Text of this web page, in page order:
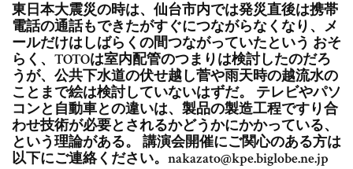
東日本大震災の時は、仙台市内では発災直後は携帯
電話の通話もできたがすぐにつながらなくなり、メ
ールだけはしばらくの間つながっていたという おそ
らく、TOTOは室内配管のつまりは検討したのだろ
うが、公共下水道の伏せ越し菅や雨天時の越流水の
ことまで絵は検討していないはずだ。 テレビやパソ
コンと自動車との違いは、製品の製造工程ですり合
わせ技術が必要とされるかどうかにかかっている、
という理論がある。 講演会開催にご関心のある方は
以下にご連絡ください。nakazato@kpe.biglobe.ne.jp